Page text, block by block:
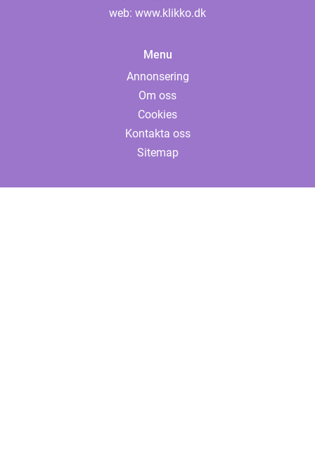
web: www.klikko.dk
Menu
Annonsering
Om oss
Cookies
Kontakta oss
Sitemap